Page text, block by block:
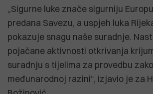
„Sigurne luke znače sigurniju
predana Savezu, a uspjeh luka
pokazuje snagu naše suradnje.
pojačane aktivnosti otkrivanja
suradnju s tijelima za provedbu
međunarodnoj razini“, izjavio je za